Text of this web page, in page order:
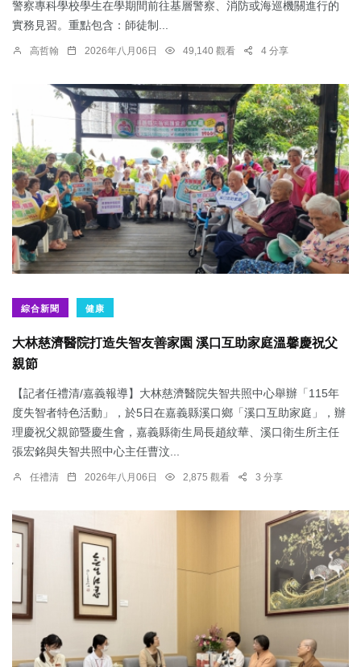
警察專科學校學生在學期間前往基層警察、消防或海巡機關進行的
實務見習。重點包含：師徒制...
高哲翰 2026年八月06日 49,140 觀看 4 分享
綜合新聞 健康
大林慈濟醫院打造失智友善家園 溪口互助家庭溫馨慶祝父
親節
【記者任禮清/嘉義報導】大林慈濟醫院失智共照中心舉辦「115年
度失智者特色活動」，於5日在嘉義縣溪口鄉「溪口互助家庭」，辦
理慶祝父親節暨慶生會，嘉義縣衛生局長趙紋華、溪口衛生所主任
張宏銘與失智共照中心主任曹汶...
任禮清 2026年八月06日 2,875 觀看 3 分享